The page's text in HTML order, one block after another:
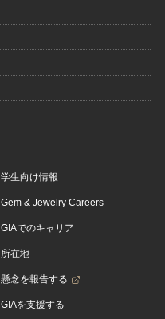
学生向け情報
Gem & Jewelry Careers
GIAでのキャリア
所在地
懸念を報告する
GIAを支援する